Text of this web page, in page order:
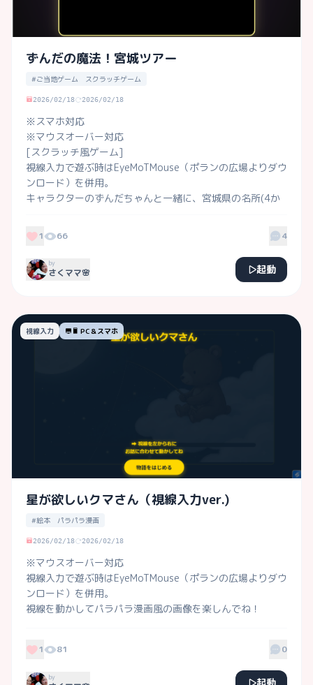
ずんだの魔法！宮城ツアー
#ご当地ゲーム スクラッチゲーム
2026/02/18 2026/02/18
※スマホ対応
※マウスオーバー対応
[スクラッチ風ゲーム]
視線入力で遊ぶ時はEyeMoTMouse（ポランの広場よりダウ
ンロード）を併用。
キャラクターのずんだちゃんと一緒に、宮城県の名所(4か
宮城の方言も楽しんでください♡
1 66 4
by
さくママ🌸 起動
視線入力 PC＆スマホ
星が欲しいクマさん（視線入力ver.)
#絵本 パラパラ漫画
2026/02/18 2026/02/18
※マウスオーバー対応
視線入力で遊ぶ時はEyeMoTMouse（ポランの広場よりダウ
ンロード）を併用。
視線を動かしてパラパラ漫画風の画像を楽しんでね！
1 81 0
by